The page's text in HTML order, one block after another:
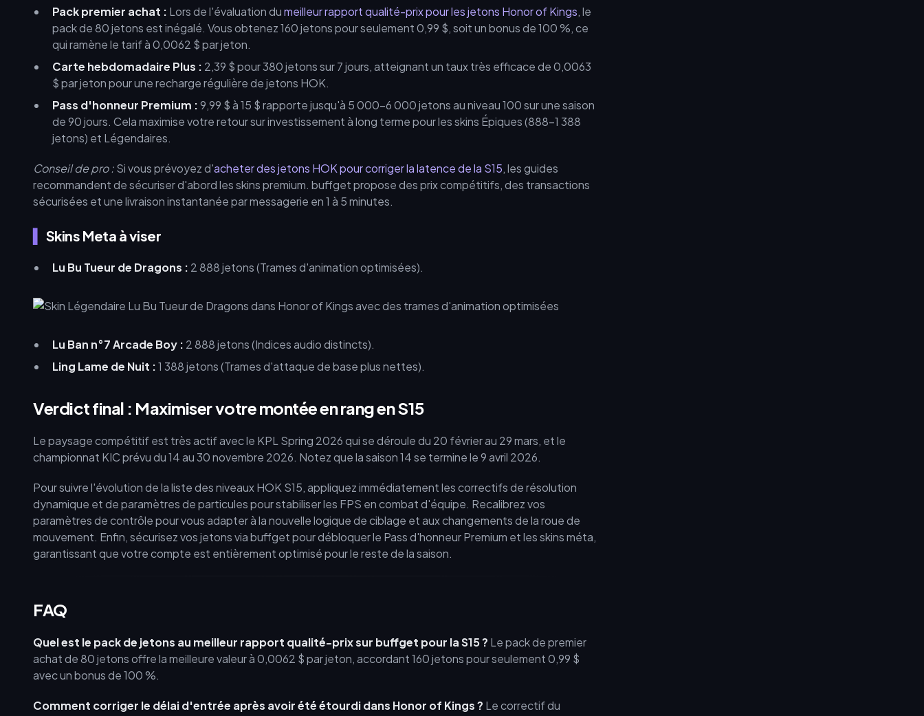
Pack premier achat : Lors de l'évaluation dumeilleur rapport qualité-prix pour les jetons Honor of Kings, le
pack de 80 jetons est inégalé. Vous obtenez 160 jetons pour seulement 0,99 $, soit un bonus de 100 %, ce
qui ramène le tarif à 0,0062 $ par jeton.
Carte hebdomadaire Plus : 2,39 $ pour 380 jetons sur 7 jours, atteignant un taux très efficace de 0,0063
$ par jeton pour une recharge régulière de jetons HOK.
Pass d'honneur Premium :9,99 $ à 15 $ rapporte jusqu'à 5 000–6 000 jetons au niveau 100 sur une saison
de 90 jours. Cela maximise votre retour sur investissement à long terme pour les skins Épiques (888–1 388
jetons) et Légendaires.
Conseil de pro :Si vous prévoyez d'acheter des jetons HOK pour corriger la latence de la S15, les guides
recommandent de sécuriser d'abord les skins premium. buffget propose des prix compétitifs, des transactions
sécurisées et une livraison instantanée par messagerie en 1 à 5 minutes.
Skins Meta à viser
Lu Bu Tueur de Dragons : 2 888 jetons (Trames d'animation optimisées).
Lu Ban n°7 Arcade Boy : 2 888 jetons (Indices audio distincts).
Ling Lame de Nuit :1 388 jetons (Trames d'attaque de base plus nettes).
Verdict final : Maximiser votre montée en rang en S15
Le paysage compétitif est très actif avec le KPL Spring 2026 qui se déroule du 20 février au 29 mars, et le
championnat KIC prévu du 14 au 30 novembre 2026. Notez que la saison 14 se termine le 9 avril 2026.
Pour suivre l'évolution de la liste des niveaux HOK S15, appliquez immédiatement les correctifs de résolution
dynamique et de paramètres de particules pour stabiliser les FPS en combat d'équipe. Recalibrez vos
paramètres de contrôle pour vous adapter à la nouvelle logique de ciblage et aux changements de la roue de
mouvement. Enfin, sécurisez vos jetons via buffget pour débloquer le Pass d'honneur Premium et les skins méta,
garantissant que votre compte est entièrement optimisé pour le reste de la saison.
FAQ
Quel est le pack de jetons au meilleur rapport qualité-prix sur buffget pour la S15 ? Le pack de premier
achat de 80 jetons offre la meilleure valeur à 0,0062 $ par jeton, accordant 160 jetons pour seulement 0,99 $
avec un bonus de 100 %.
Comment corriger le délai d'entrée après avoir été étourdi dans Honor of Kings ? Le correctif du